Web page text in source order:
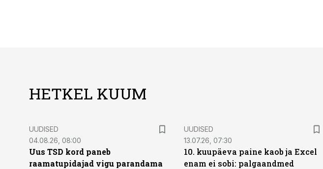
HETKEL KUUM
UUDISED
04.08.26, 08:00
Uus TSD kord paneb
raamatupidajad vigu parandama
UUDISED
13.07.26, 07:30
10. kuupäeva paine kaob ja Excel
enam ei sobi: palgaandmed